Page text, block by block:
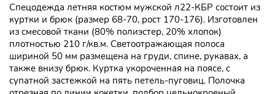
Спецодежда летняя костюм мужской л22-КБР состоит из
куртки и брюк (размер 68-70, рост 170-176). Изготовлен
из смесовой ткани (80% полиэстер, 20% хлопок)
плотностью 210 г/кв.м. Светоотражающая полоса
шириной 50 мм размещена на груди, спине, рукавах, а
также внизу брюк. Куртка укороченная на поясе, с
супатной застежкой на пять петель-пуговиц. Полочка